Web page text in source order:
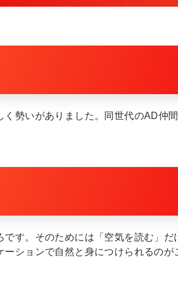
勢いがありました。同世代のAD仲
す。そのためには「空気を読む」
ションで自然と身につけられるのが